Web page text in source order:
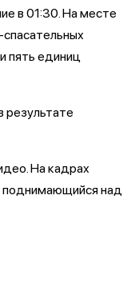
в 01:30. На месте
пять единиц
На кадрах
поднимающийся над